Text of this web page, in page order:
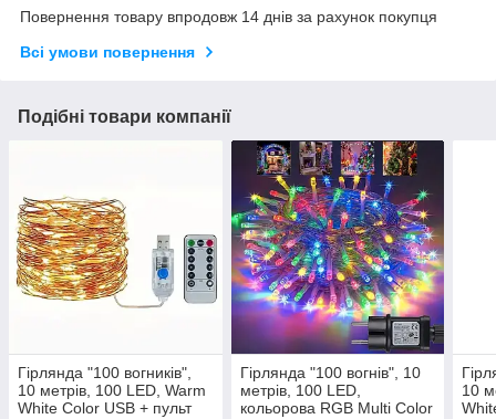
Повернення товару впродовж 14 днів за рахунок покупця
Всі умови повернення
Подібні товари компанії
Гірлянда "100 вогників",
10 метрів, 100 LED, Warm
White Color USB + пульт
Гірлянда "100 вогнів", 10
метрів, 100 LED,
кольорова RGB Multi Color
10